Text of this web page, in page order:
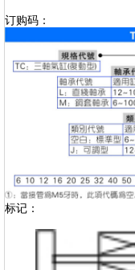
订购码：
标记：